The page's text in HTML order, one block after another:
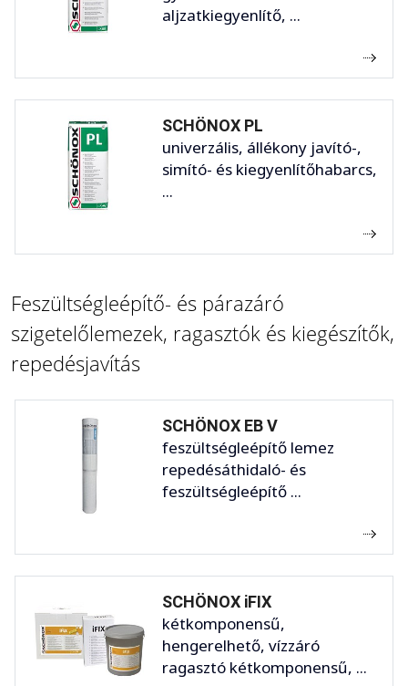
aljzatkiegyenlítő, ...
SCHÖNOX PL
univerzális, állékony javító-,
simító- és kiegyenlítőhabarcs,
...
Feszültségleépítő- és párazáró
szigetelőlemezek, ragasztók és kiegészítők,
repedésjavítás
SCHÖNOX EB V
feszültségleépítő lemez
repedésáthidaló- és
feszültségleépítő ...
SCHÖNOX iFIX
kétkomponensű,
hengerelhető, vízzáró
ragasztó kétkomponensű, ...